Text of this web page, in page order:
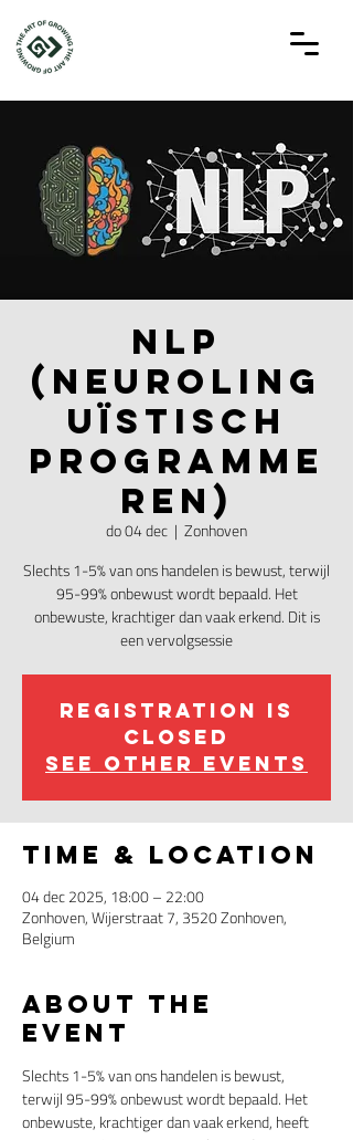
NLP
(Neuroling
uïstisch
programme
ren)
do 04 dec
  |
Zonhoven
Slechts 1-5% van ons handelen is bewust, terwijl
95-99% onbewust wordt bepaald. Het
onbewuste, krachtiger dan vaak erkend. Dit is
een vervolgsessie
Registration is
closed
See other events
Time & Location
04 dec 2025, 18:00 – 22:00
Zonhoven, Wijerstraat 7, 3520 Zonhoven,
Belgium
About the
event
Slechts 1-5% van ons handelen is bewust,
terwijl 95-99% onbewust wordt bepaald. Het
onbewuste, krachtiger dan vaak erkend, heeft